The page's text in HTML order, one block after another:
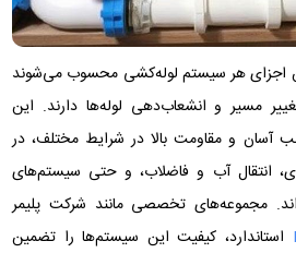
اجزای هر سیستم لوله‌کشی محسوب می‌شوند
مسیر و انشعاب‌دهی لوله‌ها دارند. این
آسان و مقاومت بالا در شرایط مختلف، در
انتقال آب و فاضلاب، و حتی سیستم‌های
مجموعه‌های تخصصی مانند شرکت پلیمر
استاندارد، کیفیت این سیستم‌ها را تضمین